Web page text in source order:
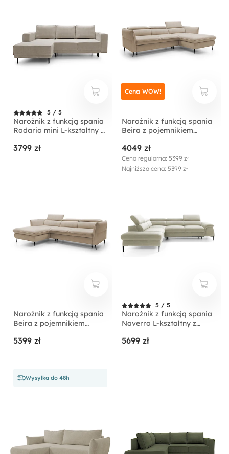
5 / 5
Narożnik z funkcją spania
Rodario mini L-kształtny z
ciemnobeżowy sztruks
3799 zł
Narożnik z funkcją spania
Beira z pojemnikiem
4049 zł
Cena regularna: 5399 zł
Najniższa cena: 5399 zł
Cena WOW!
Narożnik z funkcją spania
Beira z pojemnikiem
5399 zł
Wysyłka do 48h
5 / 5
Narożnik z funkcją spania
Naverro L-kształtny z
velvet hydrofobowy
5699 zł